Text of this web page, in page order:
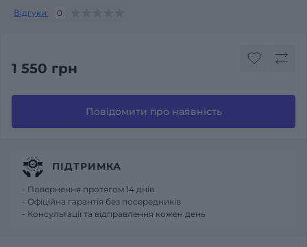
Відгуки: 0
1 550 грн
Повідомити про наявність
ПІДТРИМКА
- Повернення протягом 14 днів
- Офіційна гарантія без посередників
- Консультації та відправлення кожен день